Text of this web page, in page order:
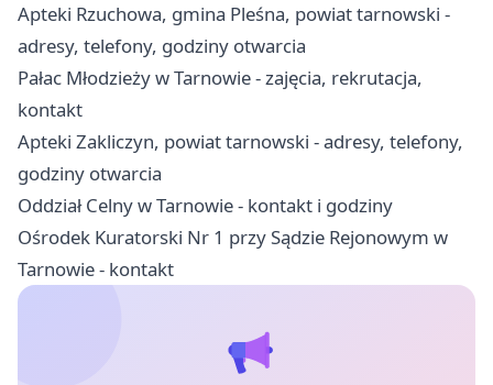
Apteki Rzuchowa, gmina Pleśna, powiat tarnowski -
adresy, telefony, godziny otwarcia
Pałac Młodzieży w Tarnowie - zajęcia, rekrutacja,
kontakt
Apteki Zakliczyn, powiat tarnowski - adresy, telefony,
godziny otwarcia
Oddział Celny w Tarnowie - kontakt i godziny
Ośrodek Kuratorski Nr 1 przy Sądzie Rejonowym w
Tarnowie - kontakt